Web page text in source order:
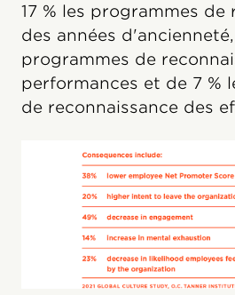
17 % les programmes de
des années
programmes de
performances et de 7 %
de reconnaissance des